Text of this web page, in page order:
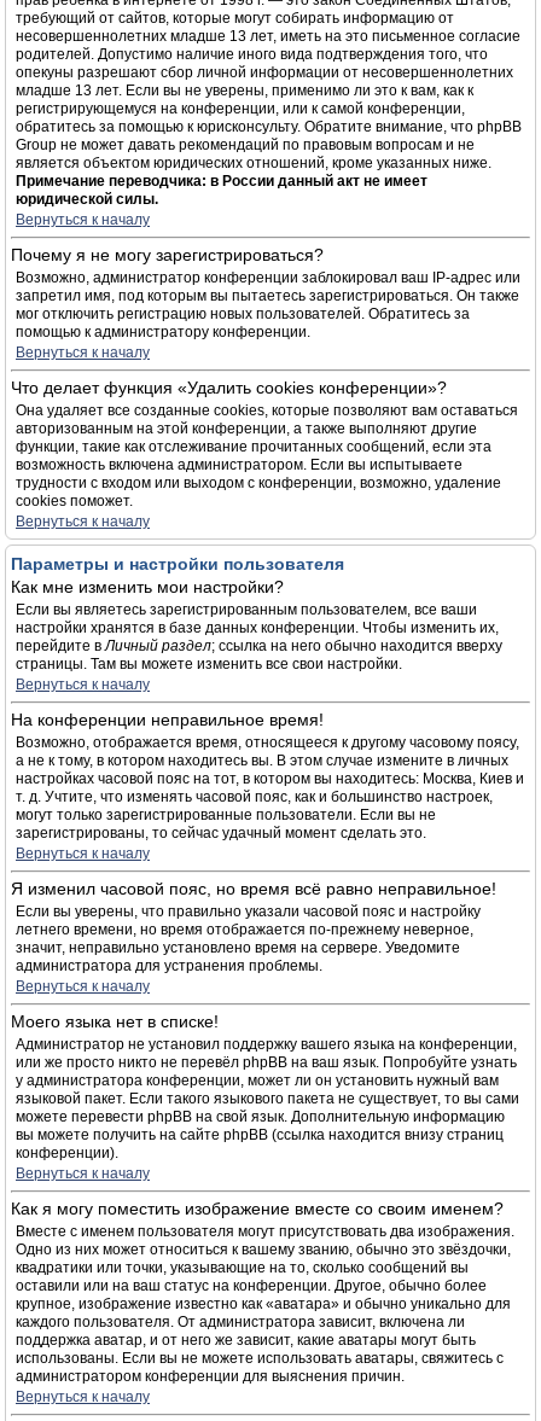
требующий от сайтов, которые могут собирать информацию от
несовершеннолетних младше 13 лет, иметь на это письменное согласие
родителей. Допустимо наличие иного вида подтверждения того, что
опекуны разрешают сбор личной информации от несовершеннолетних
младше 13 лет. Если вы не уверены, применимо ли это к вам, как к
регистрирующемуся на конференции, или к самой конференции,
обратитесь за помощью к юрисконсульту. Обратите внимание, что phpBB
Group не может давать рекомендаций по правовым вопросам и не
является объектом юридических отношений, кроме указанных ниже.
Примечание переводчика: в России данный акт не имеет
юридической силы.
Вернуться к началу
Почему я не могу зарегистрироваться?
Возможно, администратор конференции заблокировал ваш IP-адрес или
запретил имя, под которым вы пытаетесь зарегистрироваться. Он также
мог отключить регистрацию новых пользователей. Обратитесь за
помощью к администратору конференции.
Вернуться к началу
Что делает функция «Удалить cookies конференции»?
Она удаляет все созданные cookies, которые позволяют вам оставаться
авторизованным на этой конференции, а также выполняют другие
функции, такие как отслеживание прочитанных сообщений, если эта
возможность включена администратором. Если вы испытываете
трудности с входом или выходом с конференции, возможно, удаление
cookies поможет.
Вернуться к началу
Параметры и настройки пользователя
Как мне изменить мои настройки?
Если вы являетесь зарегистрированным пользователем, все ваши
настройки хранятся в базе данных конференции. Чтобы изменить их,
перейдите вЛичный раздел; ссылка на него обычно находится вверху
страницы. Там вы можете изменить все свои настройки.
Вернуться к началу
На конференции неправильное время!
Возможно, отображается время, относящееся к другому часовому поясу,
а не к тому, в котором находитесь вы. В этом случае измените в личных
настройках часовой пояс на тот, в котором вы находитесь: Москва, Киев и
т. д. Учтите, что изменять часовой пояс, как и большинство настроек,
могут только зарегистрированные пользователи. Если вы не
зарегистрированы, то сейчас удачный момент сделать это.
Вернуться к началу
Я изменил часовой пояс, но время всё равно неправильное!
Если вы уверены, что правильно указали часовой пояс и настройку
летнего времени, но время отображается по-прежнему неверное,
значит, неправильно установлено время на сервере. Уведомите
администратора для устранения проблемы.
Вернуться к началу
Моего языка нет в списке!
Администратор не установил поддержку вашего языка на конференции,
или же просто никто не перевёл phpBB на ваш язык. Попробуйте узнать
у администратора конференции, может ли он установить нужный вам
языковой пакет. Если такого языкового пакета не существует, то вы сами
можете перевести phpBB на свой язык. Дополнительную информацию
вы можете получить на сайте phpBB (ссылка находится внизу страниц
конференции).
Вернуться к началу
Как я могу поместить изображение вместе со своим именем?
Вместе с именем пользователя могут присутствовать два изображения.
Одно из них может относиться к вашему званию, обычно это звёздочки,
квадратики или точки, указывающие на то, сколько сообщений вы
оставили или на ваш статус на конференции. Другое, обычно более
крупное, изображение известно как «аватара» и обычно уникально для
каждого пользователя. От администратора зависит, включена ли
поддержка аватар, и от него же зависит, какие аватары могут быть
использованы. Если вы не можете использовать аватары, свяжитесь с
администратором конференции для выяснения причин.
Вернуться к началу